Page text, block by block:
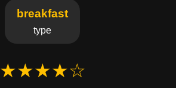
breakfast
type
★★★★☆